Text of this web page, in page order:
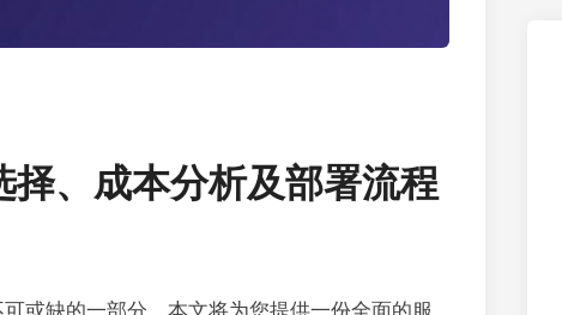
、成本分析及部署流程
或缺的一部分。本文将为您提供一份全面的服